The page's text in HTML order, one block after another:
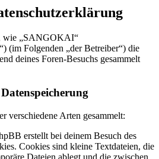
wie „SANGOKAI“
(im Folgenden „der Betreiber“) die
deines Foren-Besuchs gesammelt
verschiedene Arten gesammelt:
erstellt bei deinem Besuch des
Cookies sind kleine Textdateien, die
Dateien ablegt und die zwischen